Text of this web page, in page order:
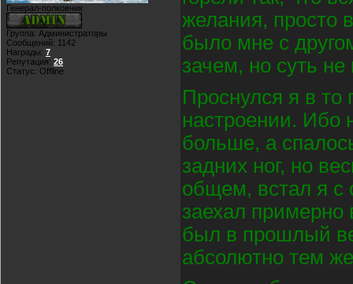
Генерал-полковник
Группа: Администраторы
Сообщений: 1142
Награды: 7
Репутация: 26
Статус: Offline
желания, просто
было мне с
зачем, но суть не
Проснулся я в то
настроении. Ибо
больше, а
задних ног, но
общем, встал я с
заехал примерно
был в прошлый
абсолютно тем